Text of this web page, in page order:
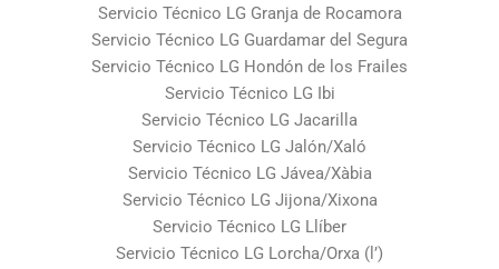
Servicio Técnico LG Granja de Rocamora
Servicio Técnico LG Guardamar del Segura
Servicio Técnico LG Hondón de los Frailes
Servicio Técnico LG Ibi
Servicio Técnico LG Jacarilla
Servicio Técnico LG Jalón/Xaló
Servicio Técnico LG Jávea/Xàbia
Servicio Técnico LG Jijona/Xixona
Servicio Técnico LG Llíber
Servicio Técnico LG Lorcha/Orxa (l’)